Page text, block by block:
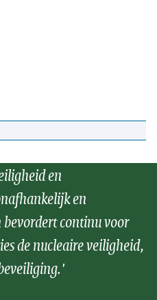
en
en
continu voor
de nucleaire veiligheid,